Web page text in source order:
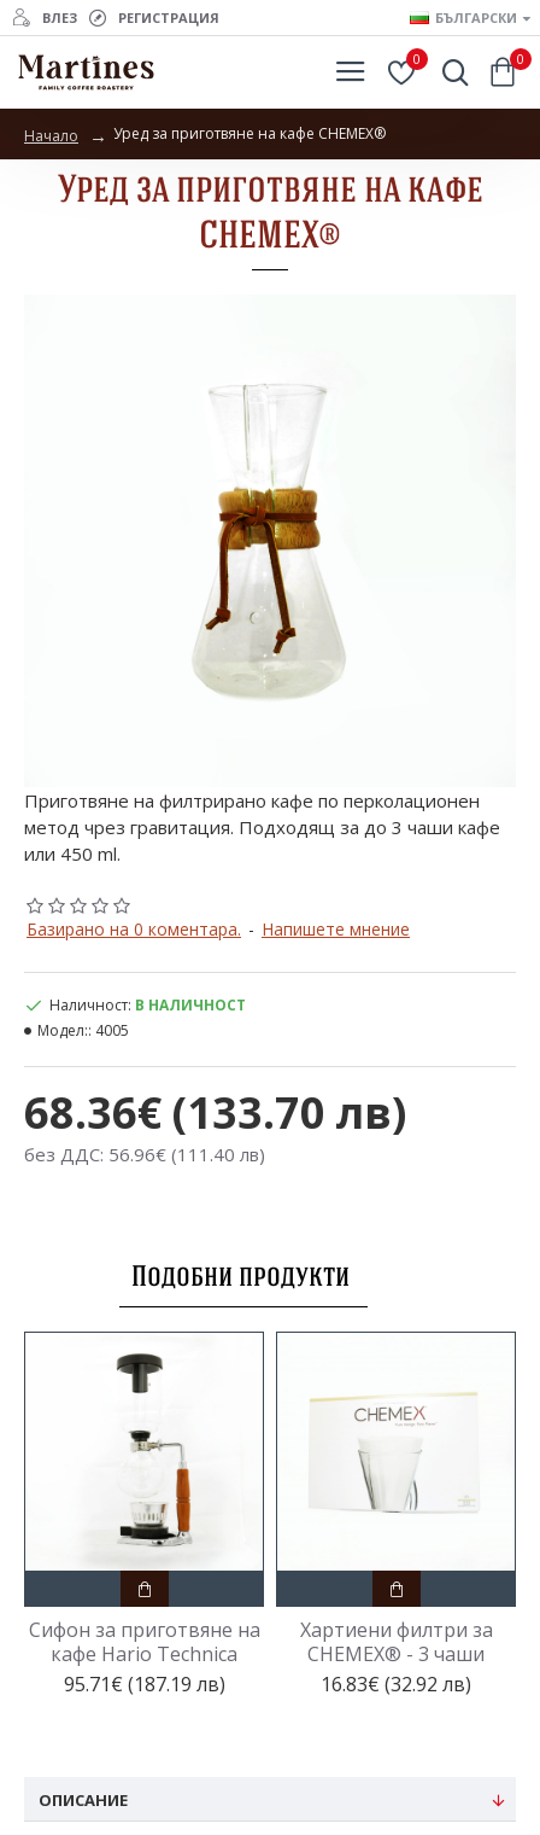
ВЛЕЗ РЕГИСТРАЦИЯ БЪЛГАРСКИ
0 0
Начало Уред за приготвяне на кафе CHEMEX®
Уред за приготвяне на кафе
CHEMEX®
Приготвяне на филтрирано кафе по перколационен
метод чрез гравитация. Подходящ за до 3 чаши кафе
или 450 ml.
Базирано на 0 коментара. - Напишете мнение
68.36€ (133.70 лв)
без ДДС: 56.96€ (111.40 лв)
Наличност: В НАЛИЧНОСТ
Модел:: 4005
Подобни продукти
Сифон за приготвяне на
кафе Hario Technica
95.71€ (187.19 лв)
Хартиени филтри за
CHEMEX® - 3 чаши
16.83€ (32.92 лв)
ОПИСАНИЕ